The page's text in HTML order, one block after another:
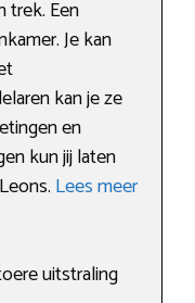
trek. Een
Je kan
kan je ze
en
kun jij laten
Lees meer
uitstraling